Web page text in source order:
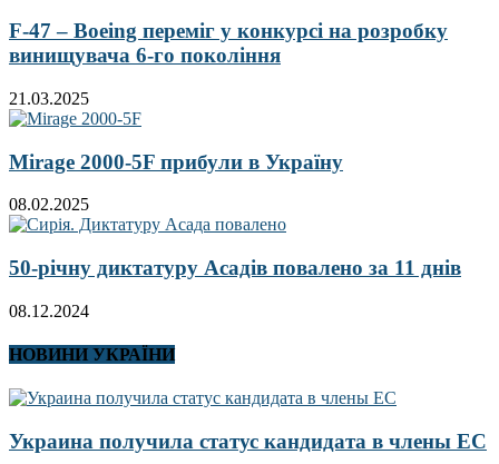
F-47 – Boeing переміг у конкурсі на розробку
винищувача 6-го покоління
21.03.2025
Mirage 2000-5F прибули в Україну
08.02.2025
50-річну диктатуру Асадів повалено за 11 днів
08.12.2024
НОВИНИ УКРАЇНИ
Украина получила статус кандидата в члены ЕС